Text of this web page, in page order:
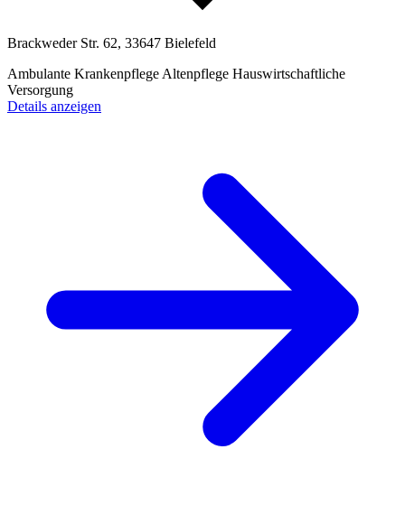
Brackweder Str. 62, 33647 Bielefeld
Ambulante Krankenpflege Altenpflege Hauswirtschaftliche
Versorgung
Details anzeigen